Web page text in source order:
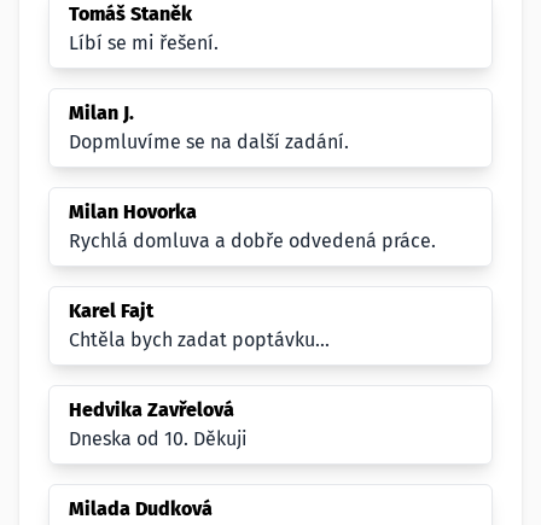
Tomáš Staněk
Líbí se mi řešení.
Milan J.
Dopmluvíme se na další zadání.
Milan Hovorka
Rychlá domluva a dobře odvedená práce.
Karel Fajt
Chtěla bych zadat poptávku...
Hedvika Zavřelová
Dneska od 10. Děkuji
Milada Dudková